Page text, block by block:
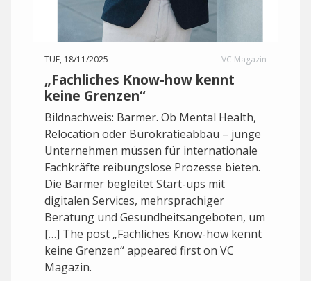
TUE, 18/11/2025 VC Magazin
„Fachliches Know-how kennt
keine Grenzen“
Bildnachweis: Barmer. Ob Mental Health,
Relocation oder Bürokratieabbau – junge
Unternehmen müssen für internationale
Fachkräfte reibungslose Prozesse bieten.
Die Barmer begleitet Start-ups mit
digitalen Services, mehrsprachiger
Beratung und Gesundheitsangeboten, um
[…] The post „Fachliches Know-how kennt
keine Grenzen“ appeared first on VC
Magazin.